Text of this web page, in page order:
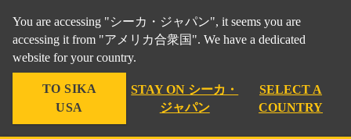
You are accessing "シーカ・ジャパン", it seems you are
accessing it from "アメリカ合衆国". We have a dedicated
website for your country.
TO SIKA
USA
STAY ON シーカ・
ジャパン
SELECT A
COUNTRY